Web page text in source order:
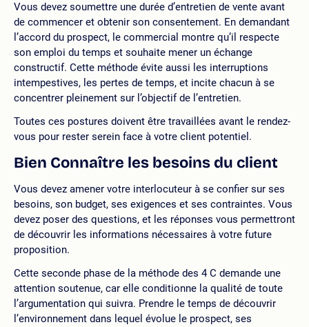
Vous devez soumettre une durée d’entretien de vente avant
de commencer et obtenir son consentement. En demandant
l’accord du prospect, le commercial montre qu’il respecte
son emploi du temps et souhaite mener un échange
constructif. Cette méthode évite aussi les interruptions
intempestives, les pertes de temps, et incite chacun à se
concentrer pleinement sur l’objectif de l’entretien.
Toutes ces postures doivent être travaillées avant le rendez-
vous pour rester serein face à votre client potentiel.
Bien Connaître les besoins du client
Vous devez amener votre interlocuteur à se confier sur ses
besoins, son budget, ses exigences et ses contraintes. Vous
devez poser des questions, et les réponses vous permettront
de découvrir les informations nécessaires à votre future
proposition.
Cette seconde phase de la méthode des 4 C demande une
attention soutenue, car elle conditionne la qualité de toute
l’argumentation qui suivra. Prendre le temps de découvrir
l’environnement dans lequel évolue le prospect, ses